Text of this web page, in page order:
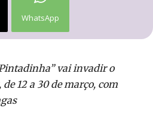
WhatsApp
vai invadir o
12 a 30 de março, com